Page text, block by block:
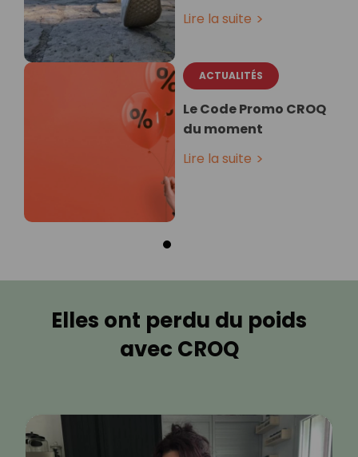
Lire la suite
ACTUALITÉS
Le Code Promo CROQ
du moment
Lire la suite
Elles ont perdu du poids
avec CROQ